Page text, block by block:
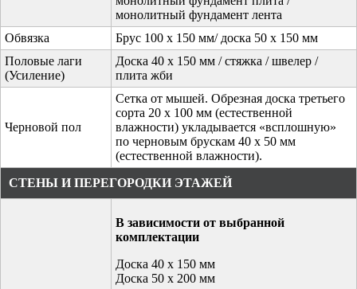
монолитный фундамент лента
Обвязка
Брус 100 х 150 мм/ доска 50 х 150 мм
Половые лаги
(Усиление)
Доска 40 х 150 мм / стяжка / швелер /
плита жби
Черновой пол
Сетка от мышей. Обрезная доска третьего
сорта 20 x 100 мм (естественной
влажности) укладывается «всплошную»
по черновым брускам 40 x 50 мм
(естественной влажности).
СТЕНЫ И ПЕРЕГОРОДКИ ЭТАЖЕЙ
В зависимости от выбранной
комплектации
Доска 40 х 150 мм
Доска 50 х 200 мм